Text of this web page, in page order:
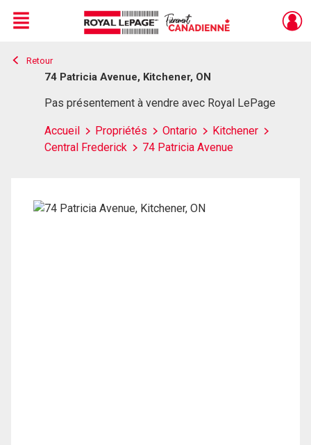
Live
En Direct
Menu
Retour
74 Patricia Avenue, Kitchener, ON
Pas présentement à vendre avec Royal LePage
Accueil Propriétés Ontario
Kitchener
Central Frederick
74 Patricia Avenue